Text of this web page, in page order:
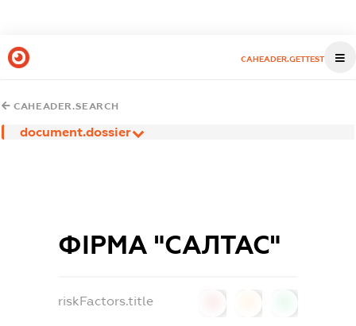
CAHEADER.GETTEST
CAHEADER.SEARCH
document.dossier
ФІРМА "САЛТАС"
riskFactors.title